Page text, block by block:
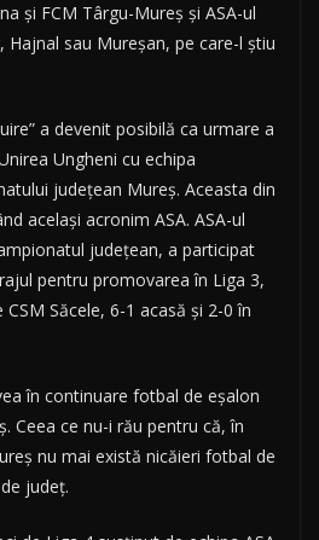
și FCM Târgu-Mureș și ASA-ul
Hajnal sau Mureșan, pe care-l știu
a devenit posibilă ca urmare a
Ungheni cu echipa
județean Mureș. Aceasta din
același acronim ASA. ASA-ul
județean, a participat
pentru promovarea în Liga 3,
Săcele, 6-1 acasă și 2-0 în
în continuare fotbal de eșalon
Ceea ce nu-i rău pentru că, în
nu mai există nicăieri fotbal de
județ.